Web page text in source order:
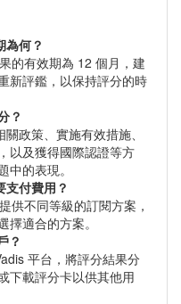
為何？
的有效期為 12 個月，建
新評鑑，以保持評分的時
？
政策、實施有效措施、
以及獲得國際認證等方
中的表現。
支付費用？
供不同等級的訂閱方案，
擇適合的方案。
？
平台，將評分結果分
下載評分卡以供其他用